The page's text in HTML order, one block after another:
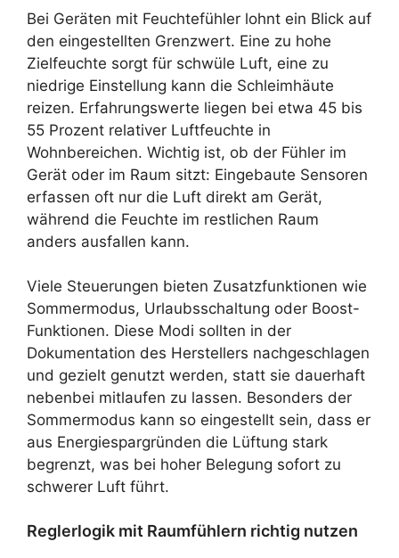
Bei Geräten mit Feuchtefühler lohnt ein Blick auf
den eingestellten Grenzwert. Eine zu hohe
Zielfeuchte sorgt für schwüle Luft, eine zu
niedrige Einstellung kann die Schleimhäute
reizen. Erfahrungswerte liegen bei etwa 45 bis
55 Prozent relativer Luftfeuchte in
Wohnbereichen. Wichtig ist, ob der Fühler im
Gerät oder im Raum sitzt: Eingebaute Sensoren
erfassen oft nur die Luft direkt am Gerät,
während die Feuchte im restlichen Raum
anders ausfallen kann.
Viele Steuerungen bieten Zusatzfunktionen wie
Sommermodus, Urlaubsschaltung oder Boost-
Funktionen. Diese Modi sollten in der
Dokumentation des Herstellers nachgeschlagen
und gezielt genutzt werden, statt sie dauerhaft
nebenbei mitlaufen zu lassen. Besonders der
Sommermodus kann so eingestellt sein, dass er
aus Energiespargründen die Lüftung stark
begrenzt, was bei hoher Belegung sofort zu
schwerer Luft führt.
Reglerlogik mit Raumfühlern richtig nutzen